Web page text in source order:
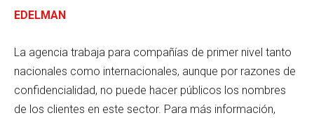
EDELMAN
La agencia trabaja para compañías de primer nivel tanto
nacionales como internacionales, aunque por razones de
confidencialidad, no puede hacer públicos los nombres
de los clientes en este sector. Para más información,